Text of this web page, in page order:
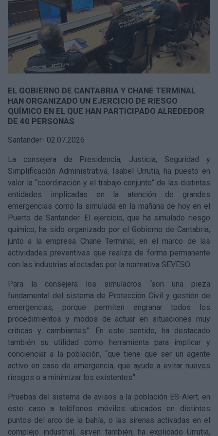
EL GOBIERNO DE CANTABRIA Y CHANE TERMINAL
HAN ORGANIZADO UN EJERCICIO DE RIESGO
QUÍMICO EN EL QUE HAN PARTICIPADO ALREDEDOR
DE 40 PERSONAS
Santander- 02.07.2026
La consejera de Presidencia, Justicia, Seguridad y
Simplificación Administrativa, Isabel Urrutia, ha puesto en
valor la “coordinación y el trabajo conjunto” de las distintas
entidades implicadas en la atención de grandes
emergencias como la simulada en la mañana de hoy en el
Puerto de Santander. El ejercicio, que ha simulado riesgo
químico, ha sido organizado por el Gobierno de Cantabria,
junto a la empresa Chane Terminal, en el marco de las
actividades preventivas que realiza de forma permanente
con las industrias afectadas por la normativa SEVESO.
Para la consejera los simulacros “son una pieza
fundamental del sistema de Protección Civil y gestión de
emergencias, porque permiten engranar todos los
procedimientos y modos de actuar en situaciones muy
críticas y cambiantes”. En este sentido, ha destacado
también su utilidad como herramienta para implicar y
concienciar a la población, “que tiene que ser un agente
activo en caso de emergencia, que ayude a evitar nuevos
riesgos o a minimizar los existentes”.
Pruebas del sistema de avisos a la población ES-Alert, en
este caso a teléfonos móviles ubicados en distintos
puntos del arco de la bahía, o las sirenas activadas en el
complejo industrial, sirven también, ha explicado Urrutia,